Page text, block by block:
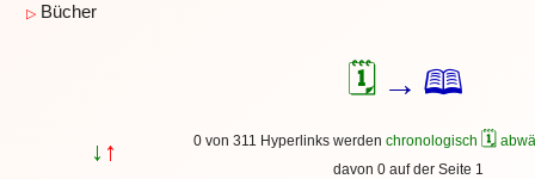
▷ Bücher
🗓 → 🕮
↓ ↑ 0 von 311 Hyperlinks werden chronologisch 🗓
davon 0 auf der Seite 1